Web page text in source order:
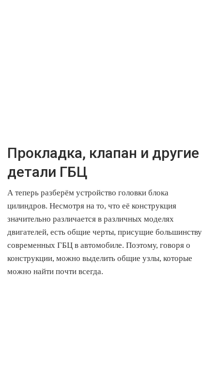
Прокладка, клапан и другие
детали ГБЦ
А теперь разберём устройство головки блока
цилиндров. Несмотря на то, что её конструкция
значительно различается в различных моделях
двигателей, есть общие черты, присущие большинству
современных ГБЦ в автомобиле. Поэтому, говоря о
конструкции, можно выделить общие узлы, которые
можно найти почти всегда.